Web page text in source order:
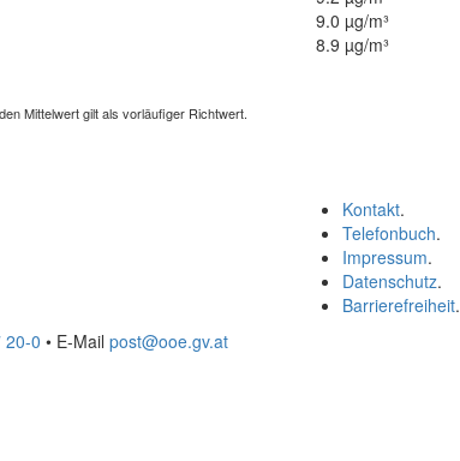
9.0 µg/m³
8.9 µg/m³
Mittelwert gilt als vorläufiger Richtwert.
Kontakt.
Telefonbuch.
Impressum.
Datenschutz.
Barrierefreiheit.
20-0 • E-Mail post@ooe.gv.at